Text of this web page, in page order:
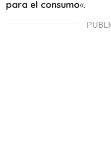
para el consumo«.